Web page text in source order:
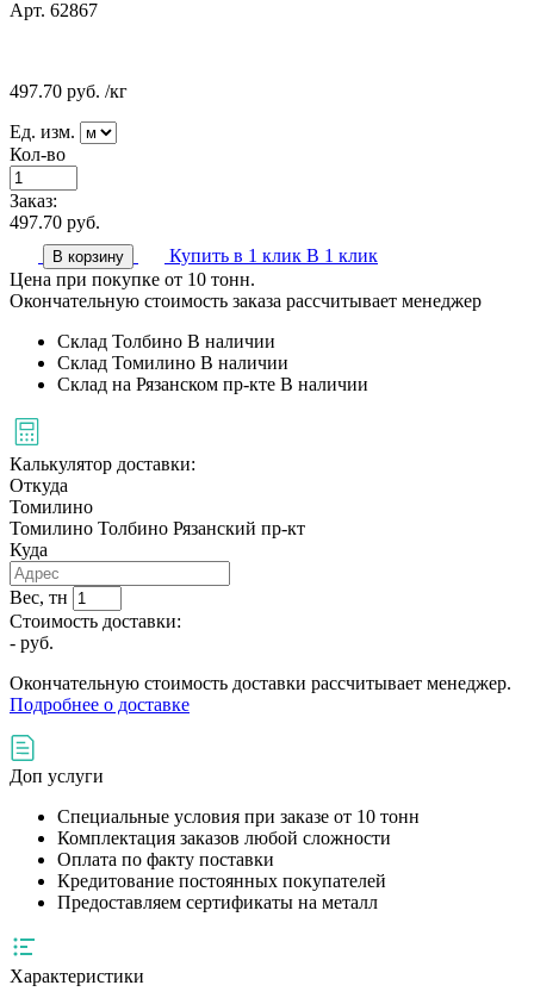
Арт. 62867
497.70 руб. /кг
Ед. изм.
Кол-во
Заказ:
497.70 руб.
В корзину Купить в 1 клик В 1 клик
Цена при покупке от 10 тонн.
Окончательную стоимость заказа рассчитывает менеджер
Склад Толбино В наличии
Склад Томилино В наличии
Склад на Рязанском пр-кте В наличии
Калькулятор доставки:
Откуда
Томилино
Томилино Толбино Рязанский пр-кт
Куда
Вес, тн
Стоимость доставки:
- руб.
Окончательную стоимость доставки рассчитывает менеджер.
Подробнее о доставке
Доп услуги
Специальные условия при заказе от 10 тонн
Комплектация заказов любой сложности
Оплата по факту поставки
Кредитование постоянных покупателей
Предоставляем сертификаты на металл
Характеристики